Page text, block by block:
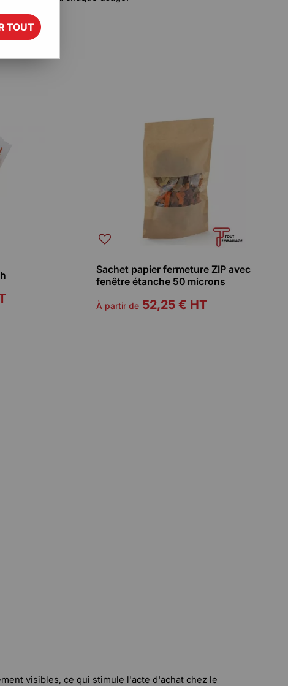
Sachet papier fermeture ZIP avec
fenêtre étanche 50 microns
À partir de 52,25 € HT
visibles, ce qui stimule l'acte d'achat chez le
TOUT